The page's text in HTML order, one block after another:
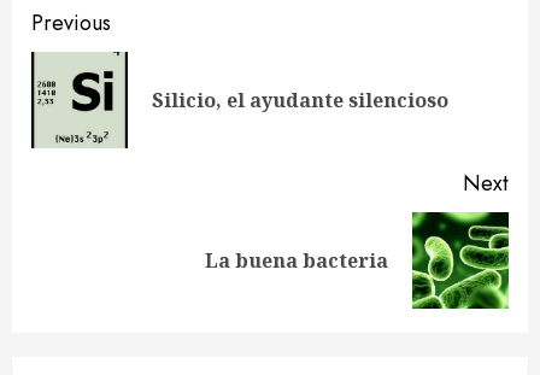
Continue
Reading
Previous
Silicio, el ayudante silencioso
Next
La buena bacteria